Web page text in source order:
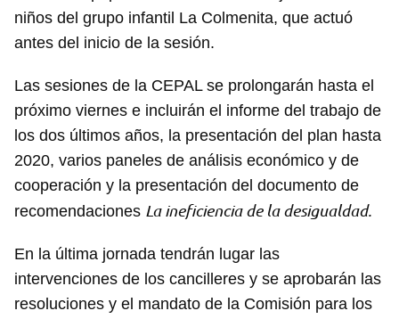
niños del grupo infantil La Colmenita, que actuó
antes del inicio de la sesión.
Las sesiones de la CEPAL se prolongarán hasta el
próximo viernes e incluirán el informe del trabajo de
los dos últimos años, la presentación del plan hasta
2020, varios paneles de análisis económico y de
cooperación y la presentación del documento de
recomendaciones La ineficiencia de la desigualdad.
En la última jornada tendrán lugar las
intervenciones de los cancilleres y se aprobarán las
resoluciones y el mandato de la Comisión para los